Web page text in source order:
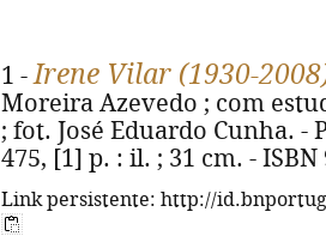
1 -Irene Vilar (1930-
Moreira Azevedo ; com
; fot. José Eduardo Cunha. -
475, [1] p. : il. ; 31 cm. - ISBN
Link persistente: http://